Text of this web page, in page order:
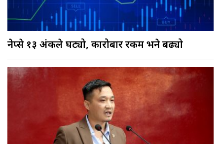
नेप्से १३ अंकले घट्यो, कारोबार रकम भने बढ्यो